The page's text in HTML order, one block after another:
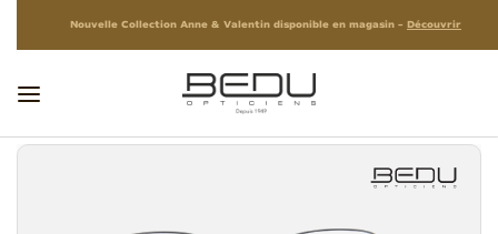
Nouvelle Collection Anne & Valentin disponible en magasin – Découvrir